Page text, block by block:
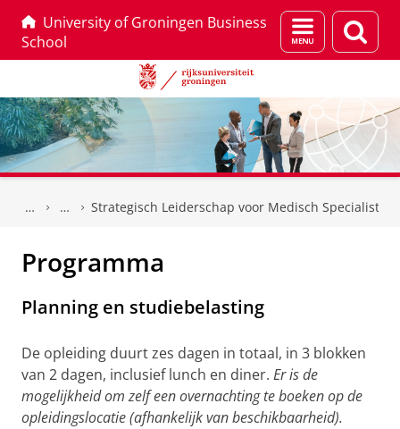
University of Groningen Business
School
Menu
en
Strategisch Leiderschap voor Medisch Specialisten
Programma
Planning en studiebelasting
De opleiding duurt zes dagen in totaal, in 3 blokken
van 2 dagen, inclusief lunch en diner. Er is de
mogelijkheid om zelf een overnachting te boeken op de
opleidingslocatie (afhankelijk van beschikbaarheid).